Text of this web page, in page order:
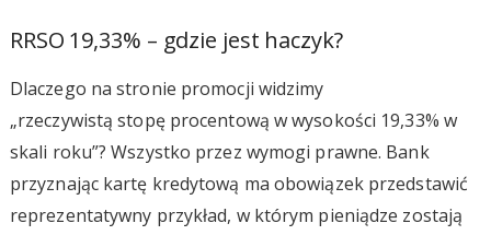
RRSO 19,33% – gdzie jest haczyk?
Dlaczego na stronie promocji widzimy
„rzeczywistą stopę procentową w wysokości 19,33% w
skali roku”? Wszystko przez wymogi prawne. Bank
przyznając kartę kredytową ma obowiązek przedstawić
reprezentatywny przykład, w którym pieniądze zostają